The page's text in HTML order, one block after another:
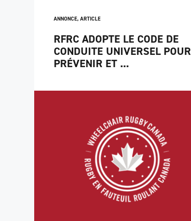
ANNONCE, ARTICLE
RFRC ADOPTE LE CODE DE
CONDUITE UNIVERSEL POUR
PRÉVENIR ET ...